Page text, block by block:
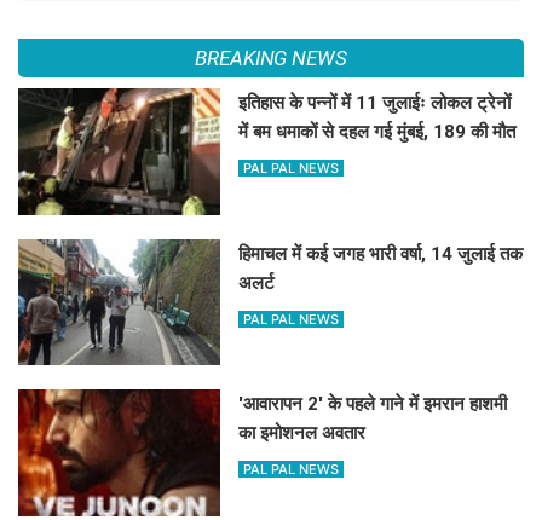
BREAKING NEWS
इतिहास के पन्नों में 11 जुलाईः लोकल ट्रेनों
में बम धमाकों से दहल गई मुंबई, 189 की मौत
PAL PAL NEWS
हिमाचल में कई जगह भारी वर्षा, 14 जुलाई तक
अलर्ट
PAL PAL NEWS
'आवारापन 2' के पहले गाने में इमरान हाशमी
का इमोशनल अवतार
PAL PAL NEWS